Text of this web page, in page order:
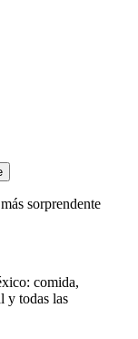
sorprendente
comida,
y todas las